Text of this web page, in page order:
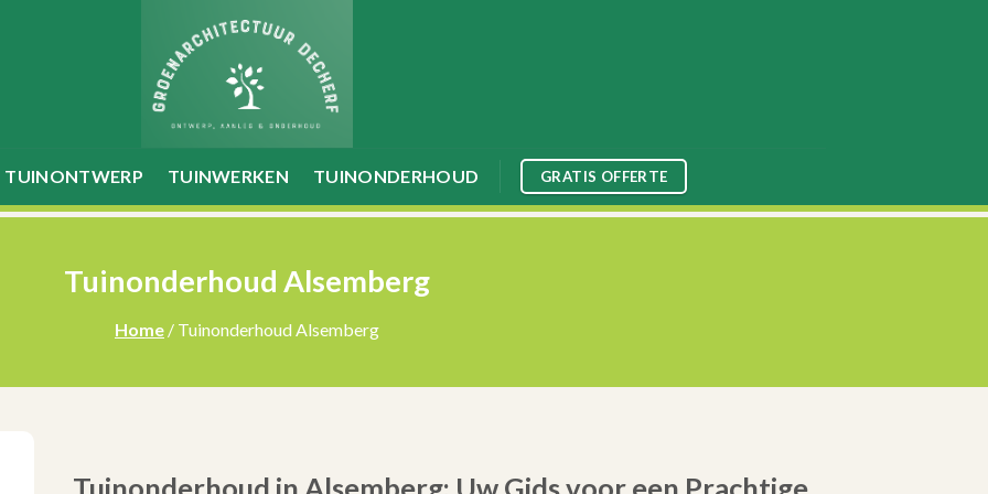
TUINONTWERP TUINWERKEN TUINONDERHOUD GRATIS OFFERTE
Tuinonderhoud Alsemberg
Home / Tuinonderhoud Alsemberg
Tuinonderhoud in Alsemberg: Uw Gids voor een Prachtige